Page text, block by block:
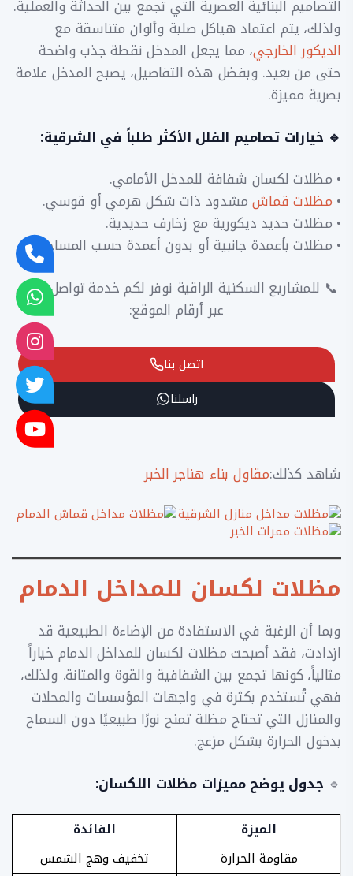
التصاميم البنائية العصرية التي تجمع بين الحداثة والعملية.
ولذلك، يتم اعتماد هياكل صلبة وألوان متناسقة مع
الديكور الخارجي، مما يجعل المدخل نقطة جذب واضحة
حتى من بعيد. وبفضل هذه التفاصيل، يصبح المدخل علامة
بصرية مميزة.
🔹 خيارات تصاميم الفلل الأكثر طلباً في الشرقية:
• مظلات لكسان شفافة للمدخل الأمامي.
• مظلات قماشمشدود ذات شكل هرمي أو قوسي.
• مظلات حديد ديكورية مع زخارف حديدية.
• مظلات بأعمدة جانبية أو بدون أعمدة حسب المساحة.
📞 للمشاريع السكنية الراقية نوفر لكم خدمة تواصل فوري
عبر أرقام الموقع:
اتصل بنا
راسلنا
شاهد كذلك:مقاول بناء هناجر الخبر
مظلات لكسان للمداخل الدمام
وبما أن الرغبة في الاستفادة من الإضاءة الطبيعية قد
ازدادت، فقد أصبحت مظلات لكسان للمداخل الدمام خياراً
مثالياً، كونها تجمع بين الشفافية والقوة والمتانة. ولذلك،
فهي تُستخدم بكثرة في واجهات المؤسسات والمحلات
والمنازل التي تحتاج مظلة تمنح نورًا طبيعيًا دون السماح
بدخول الحرارة بشكل مزعج.
🔹 جدول يوضح مميزات مظلات اللكسان:
الميزة
الفائدة
مقاومة الحرارة
تخفيف وهج الشمس